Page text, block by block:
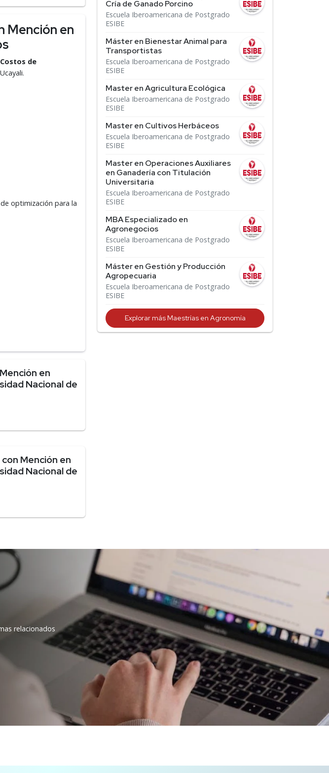
Mención en
de
optimización para la
en
Nacional de
Mención en
Nacional de
Cría de Ganado Porcino
Escuela Iberoamericana de Postgrado
ESIBE
Máster en Bienestar Animal para
Transportistas
Escuela Iberoamericana de Postgrado
ESIBE
Master en Agricultura Ecológica
Escuela Iberoamericana de Postgrado
ESIBE
Master en Cultivos Herbáceos
Escuela Iberoamericana de Postgrado
ESIBE
Master en Operaciones Auxiliares
en Ganadería con Titulación
Universitaria
Escuela Iberoamericana de Postgrado
ESIBE
MBA Especializado en
Agronegocios
Escuela Iberoamericana de Postgrado
ESIBE
Máster en Gestión y Producción
Agropecuaria
Escuela Iberoamericana de Postgrado
ESIBE
Explorar más Maestrías en Agronomía
relacionados